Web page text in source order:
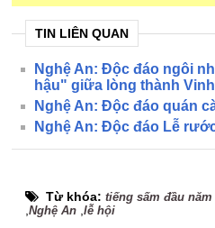
TIN LIÊN QUAN
Nghệ An: Độc đáo ngôi
hậu" giữa lòng thành Vinh
Nghệ An: Độc đáo quán
Nghệ An: Độc đáo Lễ
Từ khóa:tiếng sấm đầu năm
,Nghệ An ,lễ hội